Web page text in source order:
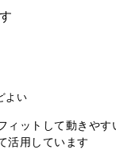
よい
ィットして動きやす
活用しています